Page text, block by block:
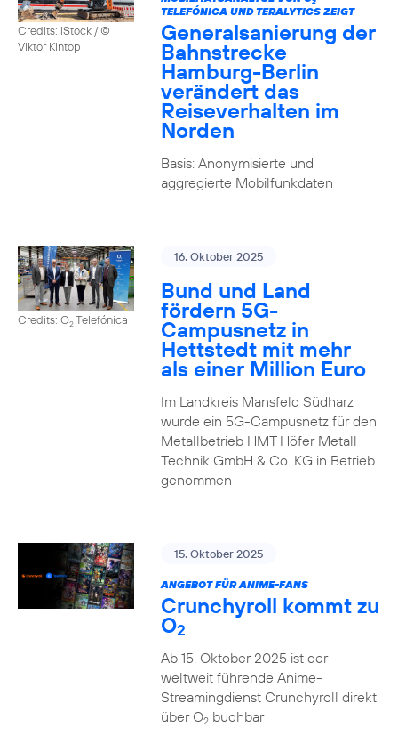
Credits: iStock / ©
Viktor Kintop
2
TELEFÓNICA UND TERALYTICS ZEIGT
Generalsanierung der
Bahnstrecke
Hamburg-Berlin
verändert das
Reiseverhalten im
Norden
Basis: Anonymisierte und
aggregierte Mobilfunkdaten
Credits: O2Telefónica
16. Oktober 2025
Bund und Land
fördern 5G-
Campusnetz in
Hettstedt mit mehr
als einer Million Euro
Im Landkreis Mansfeld Südharz
wurde ein 5G-Campusnetz für den
Metallbetrieb HMT Höfer Metall
Technik GmbH & Co. KG in Betrieb
genommen
15. Oktober 2025
ANGEBOT FÜR ANIME-FANS
Crunchyroll kommt zu
O2
Ab 15. Oktober 2025 ist der
weltweit führende Anime-
Streamingdienst Crunchyroll direkt
über O2buchbar